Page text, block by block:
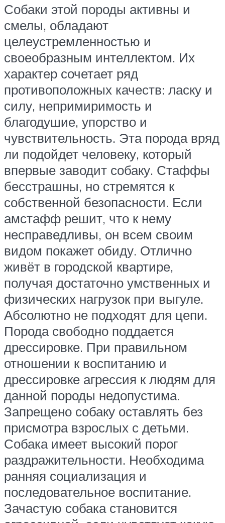
Собаки этой породы активны и
смелы, обладают
целеустремленностью и
своеобразным интеллектом. Их
характер сочетает ряд
противоположных качеств: ласку и
силу, непримиримость и
благодушие, упорство и
чувствительность. Эта порода вряд
ли подойдет человеку, который
впервые заводит собаку. Стаффы
бесстрашны, но стремятся к
собственной безопасности. Если
амстафф решит, что к нему
несправедливы, он всем своим
видом покажет обиду. Отлично
живёт в городской квартире,
получая достаточно умственных и
физических нагрузок при выгуле.
Абсолютно не подходят для цепи.
Порода свободно поддается
дрессировке. При правильном
отношении к воспитанию и
дрессировке агрессия к людям для
данной породы недопустима.
Запрещено собаку оставлять без
присмотра взрослых с детьми.
Собака имеет высокий порог
раздражительности. Необходима
ранняя социализация и
последовательное воспитание.
Зачастую собака становится